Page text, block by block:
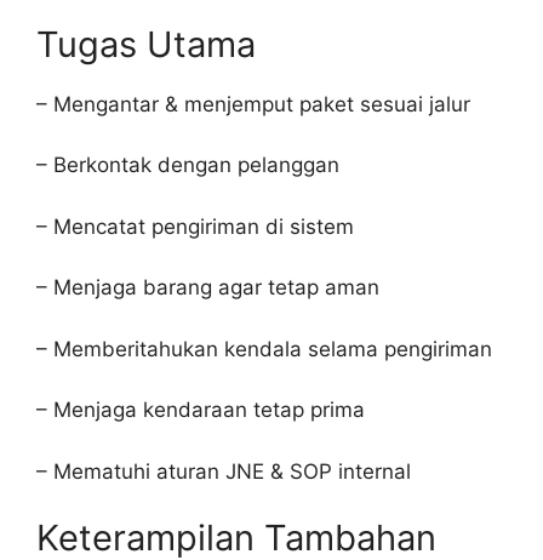
Tugas Utama
– Mengantar & menjemput paket sesuai jalur
– Berkontak dengan pelanggan
– Mencatat pengiriman di sistem
– Menjaga barang agar tetap aman
– Memberitahukan kendala selama pengiriman
– Menjaga kendaraan tetap prima
– Mematuhi aturan JNE & SOP internal
Keterampilan Tambahan